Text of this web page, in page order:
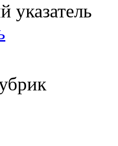
указатель